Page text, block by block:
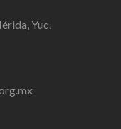
Yuc.